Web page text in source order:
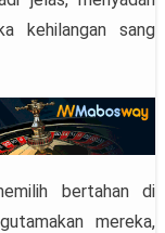
kehilangan sang
bertahan di
mereka,